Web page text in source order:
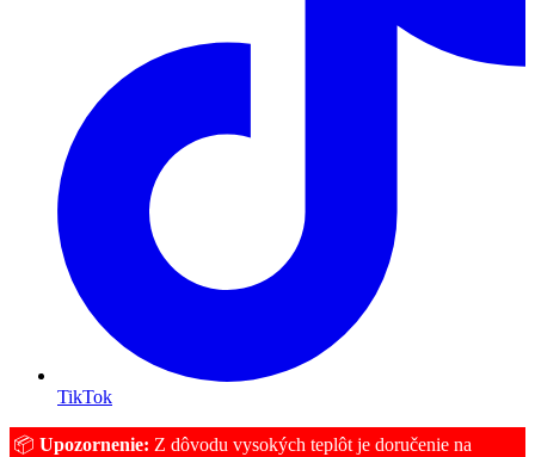
TikTok
📦 Upozornenie: Z dôvodu vysokých teplôt je doručenie na